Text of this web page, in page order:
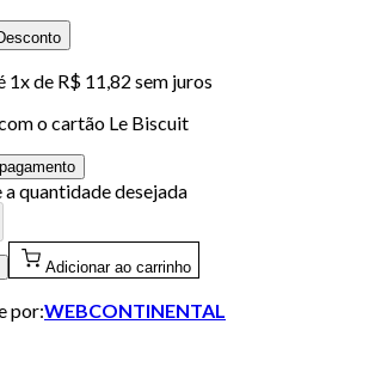
1x de R$ 11,82 sem juros
o cartão Le Biscuit
quantidade desejada
Adicionar ao carrinho
por:WEBCONTINENTAL